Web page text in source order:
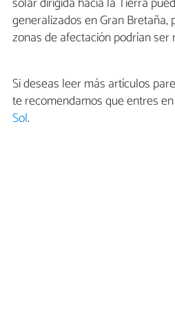
generalizados en Gran Bretaña,
zonas de afectación podrían ser
Si deseas leer más artículos
te recomendamos que entres
Sol.